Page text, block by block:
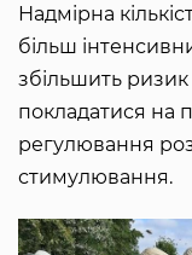
Надмірна
більш
збільшить
покладатися на
регулювання
стимулювання.